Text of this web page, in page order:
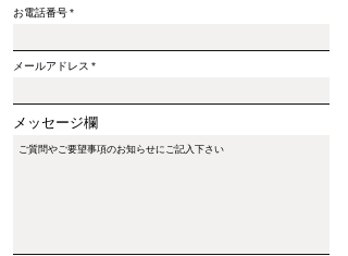
お電話番号
メールアドレス
メッセージ欄